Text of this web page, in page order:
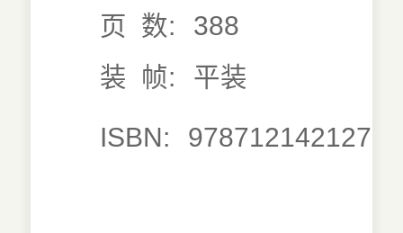
页 数:
388
装 帧:
平装
ISBN: 9787121421273